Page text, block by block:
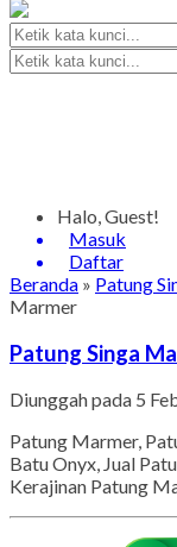
Halo, Guest!
Masuk
Daftar
Beranda » Patung
Marmer
Patung Singa
Diunggah pada 5
Patung Marmer,
Batu Onyx, Jual
Kerajinan Patung